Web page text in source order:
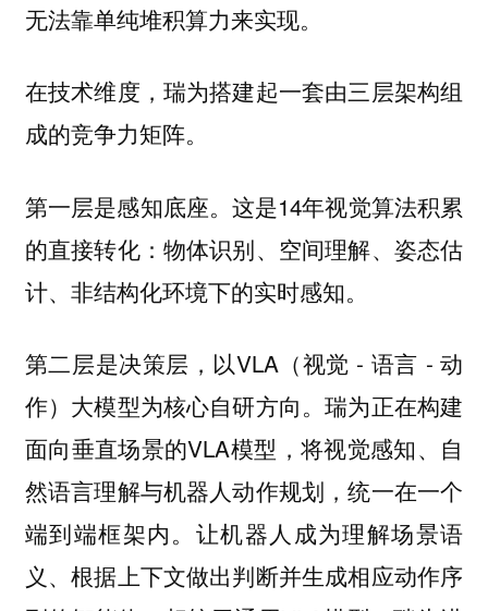
无法靠单纯堆积算力来实现。
在技术维度，瑞为搭建起一套由三层架构组
成的竞争力矩阵。
第一层是感知底座。这是14年视觉算法积累
的直接转化：物体识别、空间理解、姿态估
计、非结构化环境下的实时感知。
第二层是决策层，以VLA（视觉 - 语言 - 动
作）大模型为核心自研方向。瑞为正在构建
面向垂直场景的VLA模型，将视觉感知、自
然语言理解与机器人动作规划，统一在一个
端到端框架内。让机器人成为理解场景语
义、根据上下文做出判断并生成相应动作序